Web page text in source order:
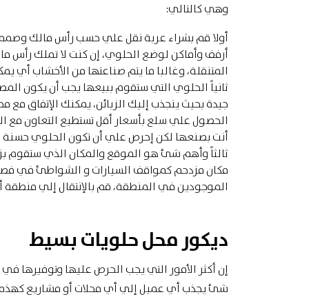
وهي كالتالي:
أولا قم بشراء عربة نقل علي حسب رأس مالك
أرفف وأماكن لوضع الحلوي، إن كنت لا تملك رأس
المتنقلة، وغالبا ما يتم صناعتها من الأخشاب أي
ثانياً الحلوي التي ستقوم ببيعها يجب أن يكون
جيدة بحيث ينجذب إليك الزبائن، يمكنك الإتفاق
الحصول علي سلع بأسعار أقل تستطيع التعاون
أنت بصنعها لكن إحرص علي أن تكون الحلوي
ثالثاً وأهم شئ هو الموقع والمكان الذي ستقوم
مكان مزدحم كمواقف السيارات و الشواطئ في فصل
الموجودين في المنطقة، قم بالإنتقال إلي
ديكور محل حلويات بسيط
إن أكثر الأمور التي يجب الحرص عليها وتوفيرها
شئ يجذب أي عميل إلي أي محلات أو مشاريع كهذه